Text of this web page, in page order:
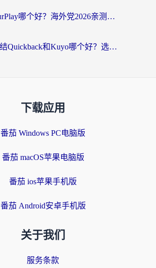
斧牛和OurPlay哪个好？海外党2026亲测：选对加速器，国内资源秒加载
海外党纠结Quickback和Kuyo哪个好？选对回国加速器才能无缝刷国内资源
下载应用
番茄 Windows PC电脑版
番茄 macOS苹果电脑版
番茄 ios苹果手机版
番茄 Android安卓手机版
关于我们
服务条款